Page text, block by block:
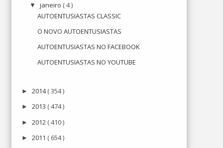
▼ janeiro ( 4 )
AUTOENTUSIASTAS CLASSIC
O NOVO AUTOENTUSIASTAS
AUTOENTUSIASTAS NO FACEBOOK
AUTOENTUSIASTAS NO YOUTUBE
► 2014( 354 )
► 2013 ( 474 )
► 2012 ( 410 )
► 2011 ( 654 )